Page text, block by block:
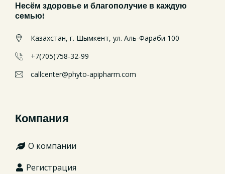
Несём здоровье и благополучие в каждую
семью!
Казахстан, г. Шымкент, ул. Аль-Фараби 100
+7(705)758-32-99
callcenter@phyto-apipharm.com
Компания
О компании
Регистрация